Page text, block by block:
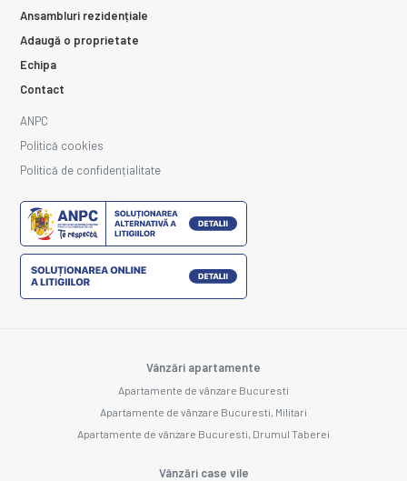
Ansambluri rezidențiale
Adaugă o proprietate
Echipa
Contact
ANPC
Politică cookies
Politică de confidențialitate
Vânzări apartamente
Apartamente de vânzare Bucuresti
Apartamente de vânzare Bucuresti, Militari
Apartamente de vânzare Bucuresti, Drumul Taberei
Vânzări case vile